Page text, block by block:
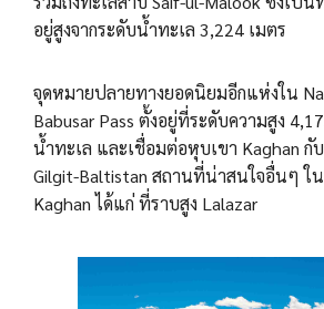
อยู่สูงจากระดับน้ำทะเล 3,224 เมตร
จุดหมายปลายทางยอดนิยมอีกแห่งใน
Babusar Pass ตั้งอยู่ที่ระดับความสูง
น้ำทะเล และเชื่อมต่อหุบเขา Kaghan กั
Gilgit-Baltistan สถานที่น่าสนใจอื่นๆ ใ
Kaghan ได้แก่ ที่ราบสูง Lalazar